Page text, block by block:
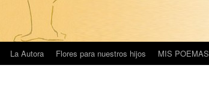
La Autora Flores para nuestros hijos MIS POEMAS